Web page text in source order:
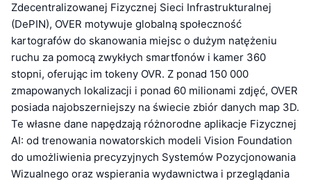
Zdecentralizowanej Fizycznej Sieci Infrastrukturalnej
(DePIN), OVER motywuje globalną społeczność
kartografów do skanowania miejsc o dużym natężeniu
ruchu za pomocą zwykłych smartfonów i kamer 360
stopni, oferując im tokeny OVR. Z ponad 150 000
zmapowanych lokalizacji i ponad 60 milionami zdjęć, OVER
posiada najobszerniejszy na świecie zbiór danych map 3D.
Te własne dane napędzają różnorodne aplikacje Fizycznej
AI: od trenowania nowatorskich modeli Vision Foundation
do umożliwienia precyzyjnych Systemów Pozycjonowania
Wizualnego oraz wspierania wydawnictwa i przeglądania